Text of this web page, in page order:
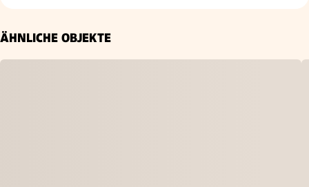
ÄHNLICHE OBJEKTE